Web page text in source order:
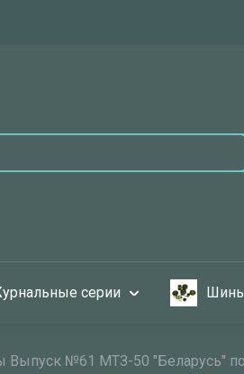
серии
Выпуск №61 МТЗ-50 "Беларусь"